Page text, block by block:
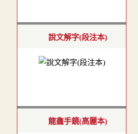
說文解字(段注本)
龍龕手鏡(高麗本)